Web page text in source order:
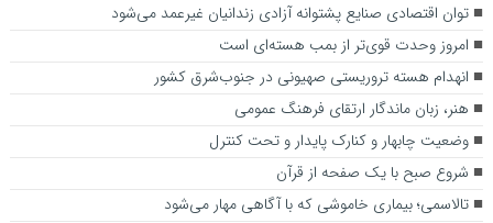
توان اقتصادی صنایع پشتوانه آزادی زندانیان غیرعمد می‌شود
امروز وحدت قوی‌تر از بمب هسته‌ای است
انهدام هسته تروریستی صهیونی در جنوب‌شرق کشور
هنر، زبان ماندگار ارتقای فرهنگ عمومی
وضعیت چابهار و کنارک پایدار و تحت کنترل
شروع صبح با یک صفحه از قرآن
تالاسمی؛ بیماری خاموشی که با آگاهی مهار می‌شود